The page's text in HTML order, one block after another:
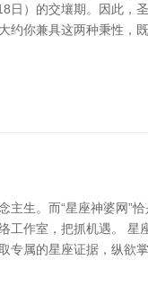
日）的交壤期。因此，
约你兼具这两种秉性，
生。而“星座神婆网”
工作室，把抓机遇。 星
专属的星座证据，纵欲